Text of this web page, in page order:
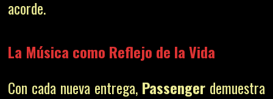
acorde.
La Música como Reflejo de la Vida
Con cada nueva entrega, Passengerdemuestra